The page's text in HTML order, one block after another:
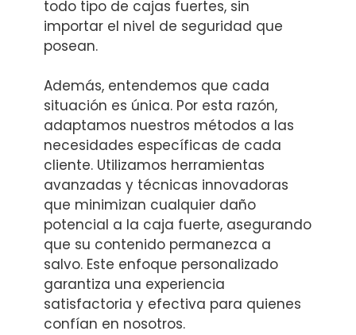
todo tipo de cajas fuertes, sin
importar el nivel de seguridad que
posean.
Además, entendemos que cada
situación es única. Por esta razón,
adaptamos nuestros métodos a las
necesidades específicas de cada
cliente. Utilizamos herramientas
avanzadas y técnicas innovadoras
que minimizan cualquier daño
potencial a la caja fuerte, asegurando
que su contenido permanezca a
salvo. Este enfoque personalizado
garantiza una experiencia
satisfactoria y efectiva para quienes
confían en nosotros.